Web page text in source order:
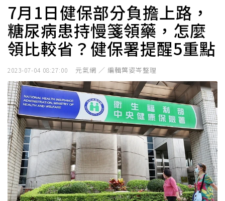
7月1日健保部分負擔上路，
糖尿病患持慢箋領藥，怎麼
領比較省？健保署提醒5重點
2023-07-04 08:27:00 元氣網 ／ 編輯葉姿岑整理